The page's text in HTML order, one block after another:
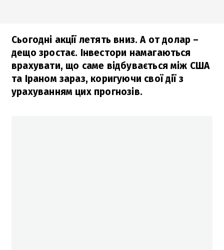
Сьогодні акції летять вниз. А от долар –
дещо зростає. Інвестори намагаються
врахувати, що саме відбувається між США
та Іраном зараз, коригуючи свої дії з
урахуванням цих прогнозів.